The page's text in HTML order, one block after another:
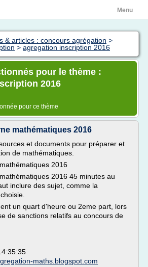
Menu
& articles : concours agrégation >
> agregation inscription 2016
pour le thème :
2016
pour ce thème
mathématiques 2016
et documents pour préparer et
de mathématiques.
2016
2016 45 minutes au
inclure des sujet, comme la
un quart d'heure ou 2eme part, lors
de sanctions relatifs au concours de
maths.blogspot.com